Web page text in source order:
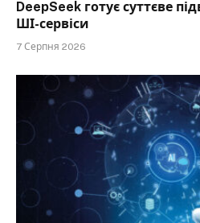
DeepSeek готує суттєве
ШІ-сервіси
7 Серпня 2026